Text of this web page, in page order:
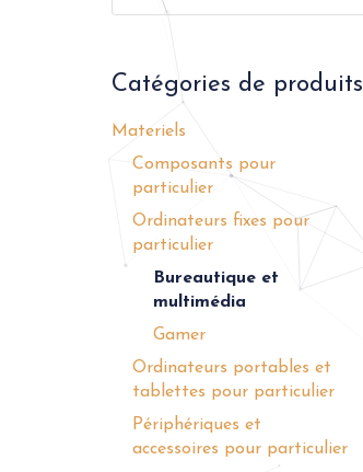
Catégories de produits
Materiels
Composants pour
particulier
Ordinateurs fixes pour
particulier
Bureautique et
multimédia
Gamer
Ordinateurs portables et
tablettes pour particulier
Périphériques et
accessoires pour particulier